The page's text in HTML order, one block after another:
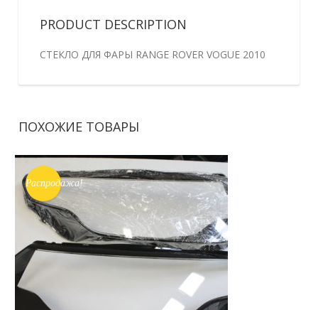
PRODUCT DESCRIPTION
СТЕКЛО ДЛЯ ФАРЫ RANGE ROVER VOGUE 2010
ПОХОЖИЕ ТОВАРЫ
Распродажа!